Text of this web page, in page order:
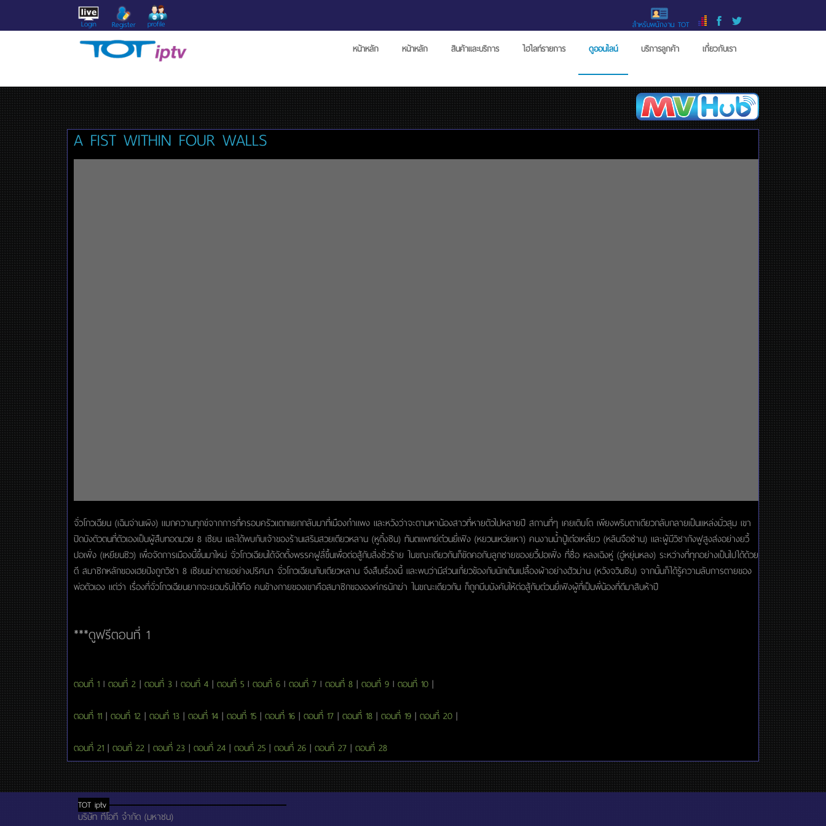
Login Register profile สำหรับพนักงาน TOT
หน้าหลัก หน้าหลัก สินค้าและบริการ ไฮไลท์รายการ ดูออนไลน์ บริการลูกค้า เกี่ยวกับเรา
A FIST WITHIN FOUR WALLS
จั่วโกวเฉียน (เฉินจ่านเผิง) แบกความทุกข์จากการที่ครอบครัวแตกแยกกลับมาที่เมืองกำแพง และหวังว่าจะตามหาน้องสาวที่หายตัวไปหลายปี สถานที่ๆ เคยเติบโต เพียงพริบตาเดียวกลับกลายเป็นแหล่งมั่วสุม เขา
ปิดบังตัวตนที่ตัวเองเป็นผู้สืบทอดมวย 8 เซียน และได้พบกับเจ้าของร้านเสริมสวยเตียวหลาน (หูติ้งซิน) ทันตแพทย์ต๋วนยี่เฟิง (หยวนเหว่ยเหา) คนงานน้ำปู้เต๋อเหลี่ยว (หลินจือซ่าน) และผู้มีวิชากังฟูสูงส่งอย่างยวี้
ปอเฟิ่ง (เหยียนชิว) เพื่อจัดการเมืองนี้ขึ้นมาใหม่ จั่วโกวเฉียนได้จัดตั้งพรรคฝูลี่ขึ้นเพื่อต่อสู้กับสิ่งชั่วร้าย ในขณะเดียวกันก็ขัดคอกับลูกชายของยวี้ปอเฟิ่ง ที่ชื่อ หลงเฉิงหู่ (อู๋หยุ่นหลง) ระหว่างที่ทุกอย่างเป็นไปได้ด้วย
ดี สมาชิกหลักของเฮยปังถูกวิชา 8 เซียนฆ่าตายอย่างปริศนา จั่วโกวเฉียนกับเตียวหลาน จึงสืบเรื่องนี้ และพบว่ามีส่วนเกี่ยวข้องกับนักเต้นเปลื้องผ้าอย่างฮัวม่าน (หวังจวินซิน) จากนั้นก็ได้รู้ความลับการตายของ
พ่อตัวเอง แต่ว่า เรื่องที่จั่วโกวเฉียนยากจะยอมรับได้คือ คนข้างกายของเขาคือสมาชิกขององค์กรนักฆ่า ในขณะเดียวกัน ก็ถูกบีบบังคับให้ต่อสู้กับต๋วนยี่เฟิงผู้ที่เป็นพี่น้องที่ดีมาสิบห้าปี
***ดูฟรีตอนที่ 1
ตอนที่ 1 l ตอนที่ 2 | ตอนที่ 3 l ตอนที่ 4 | ตอนที่ 5 l ตอนที่ 6 l ตอนที่ 7 l ตอนที่ 8 | ตอนที่ 9 l ตอนที่ 10 |
ตอนที่ 11 | ตอนที่ 12 | ตอนที่ 13 | ตอนที่ 14 | ตอนที่ 15 | ตอนที่ 16 | ตอนที่ 17 | ตอนที่ 18 | ตอนที่ 19 | ตอนที่ 20 |
ตอนที่ 21 | ตอนที่ 22 | ตอนที่ 23 | ตอนที่ 24 | ตอนที่ 25 | ตอนที่ 26 | ตอนที่ 27 | ตอนที่ 28
TOT iptv
บริษัท ทีโอที จำกัด (มหาชน)